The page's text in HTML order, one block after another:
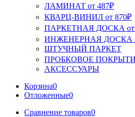
ЛАМИНАТ от 487₽
КВАРЦ-ВИНИЛ от 870₽
ПАРКЕТНАЯ ДОСКА от
ИНЖЕНЕРНАЯ ДОСКА
ШТУЧНЫЙ ПАРКЕТ
ПРОБКОВОЕ
АКСЕССУАРЫ
Корзина0
Отложенные0
Сравнение товаров0